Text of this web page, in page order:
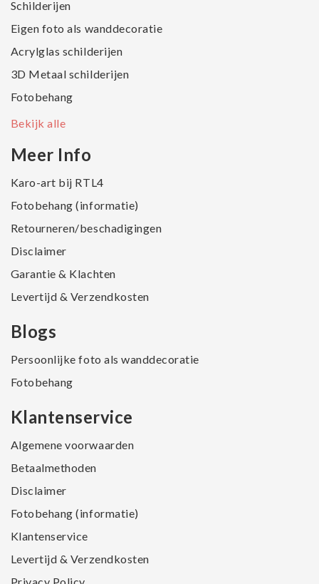
Schilderijen
Eigen foto als wanddecoratie
Acrylglas schilderijen
3D Metaal schilderijen
Fotobehang
Bekijk alle
Meer Info
Karo-art bij RTL4
Fotobehang (informatie)
Retourneren/beschadigingen
Disclaimer
Garantie & Klachten
Levertijd & Verzendkosten
Blogs
Persoonlijke foto als wanddecoratie
Fotobehang
Klantenservice
Algemene voorwaarden
Betaalmethoden
Disclaimer
Fotobehang (informatie)
Klantenservice
Levertijd & Verzendkosten